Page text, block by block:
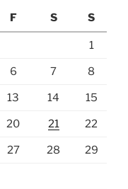
F S S
1
6 7 8
13 14 15
20 21 22
27 28 29